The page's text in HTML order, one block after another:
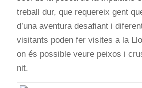
treball dur, que requereix gent
d’una aventura desafiant i
visitants poden fer visites a la
on és possible veure peixos i
nit.